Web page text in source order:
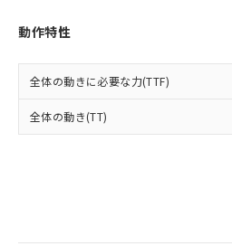
動作特性
全体の動きに必要な力(TTF)
全体の動き(TT)
引・商談に必要な範
をご了承ください。
※当社の共同利用者
の共同利用に関して"
とができます。
51物質の非含有証明書（当